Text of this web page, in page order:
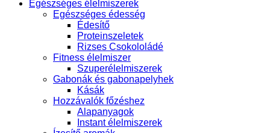
Egészséges élelmiszerek
Egészséges édesség
Édesítő
Proteinszeletek
Rizses Csokololádé
Fitness élelmiszer
Szuperélelmiszerek
Gabonák és gabonapelyhek
Kásák
Hozzávalók főzéshez
Alapanyagok
Instant élelmiszerek